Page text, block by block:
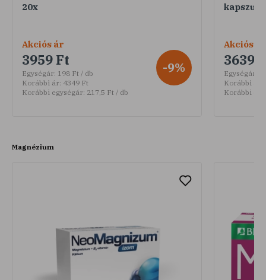
20x
Akciós ár
3959 Ft
Egységár: 198 Ft / db
Korábbi ár: 4349 Ft
Korábbi egységár: 217,5 Ft / db
-9%
kapszula
Akciós ár
3639
Egységár:
Korábbi ár:
Korábbi
Magnézium